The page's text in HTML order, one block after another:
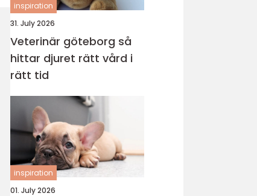
inspiration
31. July 2026
Veterinär göteborg så
hittar djuret rätt vård i
rätt tid
inspiration
01. July 2026